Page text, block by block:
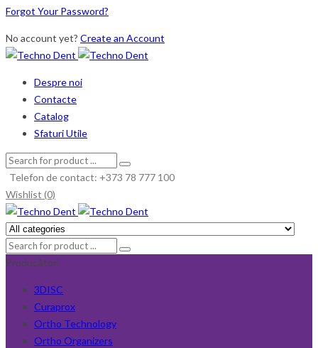
Forgot Your Password?
No account yet? Create an Account
Despre noi
Contacte
Catalog
Sfaturi Utile
Telefon de contact: +373 78 777 100
Wishlist (0)
Producători
3DISC
Curaprox
Ortho Technology
Ortho Organizers